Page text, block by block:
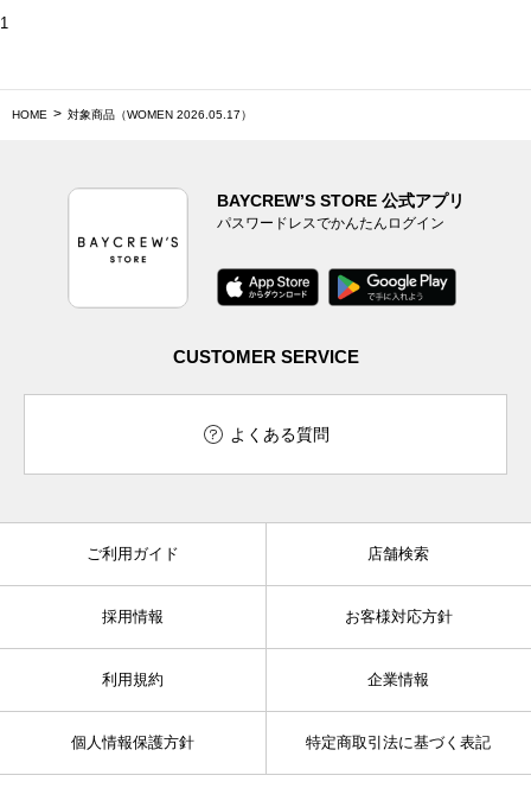
1
HOME 対象商品（WOMEN 2026.05.17）
BAYCREW’S STORE 公式アプリ
パスワードレスでかんたんログイン
CUSTOMER SERVICE
よくある質問
ご利用ガイド 店舗検索
採用情報 お客様対応方針
利用規約 企業情報
個人情報保護方針 特定商取引法に基づく表記